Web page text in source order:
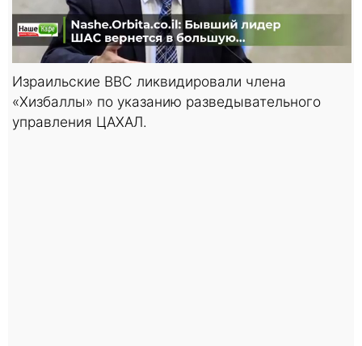
Израильские ВВС ликвидировали члена
«Хизбаллы» по указанию разведывательного
управления ЦАХАЛ.